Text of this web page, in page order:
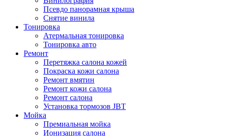
Псевдо панорамная крыша
Снятие винила
Тонировка
Атермальная тонировка
Тонировка авто
Ремонт
Перетяжка салона кожей
Покраска кожи салона
Ремонт вмятин
Ремонт кожи салона
Ремонт салона
Установка тормозов JBT
Мойка
Премиальная мойка
Ионизация салона